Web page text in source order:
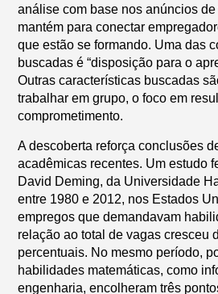
análise com base nos anúncios
mantém para conectar
que estão se formando. Uma das
buscadas é “disposição para o
Outras características buscadas
trabalhar em grupo, o foco em
comprometimento.
A descoberta reforça conclusões
acadêmicas recentes. Um estudo
David Deming, da Universidade
entre 1980 e 2012, nos Estados
empregos que demandavam
relação ao total de vagas cresceu
percentuais. No mesmo período,
habilidades matemáticas, como
engenharia, encolheram três